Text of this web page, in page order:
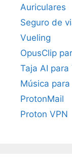
Auriculares
Seguro de
Vueling
OpusClip
Taja AI para
Música
ProtonMail
Proton VPN